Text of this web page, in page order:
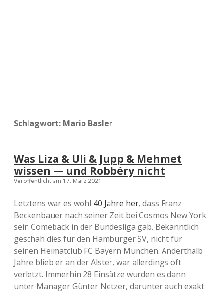
Schlagwort: Mario Basler
Was Liza & Uli & Jupp & Mehmet
wissen — und Robbéry nicht
Veröffentlicht am 17. März 2021
Letztens war es wohl 40 Jahre her, dass Franz
Beckenbauer nach seiner Zeit bei Cosmos New York
sein Comeback in der Bundesliga gab. Bekanntlich
geschah dies für den Hamburger SV, nicht für
seinen Heimatclub FC Bayern München. Anderthalb
Jahre blieb er an der Alster, war allerdings oft
verletzt. Immerhin 28 Einsätze wurden es dann
unter Manager Günter Netzer, darunter auch exakt